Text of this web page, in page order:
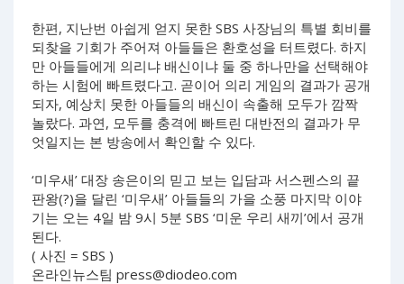
한편, 지난번 아쉽게 얻지 못한 SBS 사장님의 특별 회비를
되찾을 기회가 주어져 아들들은 환호성을 터트렸다. 하지
만 아들들에게 의리냐 배신이냐 둘 중 하나만을 선택해야
하는 시험에 빠트렸다고. 곧이어 의리 게임의 결과가 공개
되자, 예상치 못한 아들들의 배신이 속출해 모두가 깜짝
놀랐다. 과연, 모두를 충격에 빠트린 대반전의 결과가 무
엇일지는 본 방송에서 확인할 수 있다.
‘미우새’ 대장 송은이의 믿고 보는 입담과 서스펜스의 끝
판왕(?)을 달린 ‘미우새’ 아들들의 가을 소풍 마지막 이야
기는 오는 4일 밤 9시 5분 SBS ‘미운 우리 새끼’에서 공개
된다.
( 사진 = SBS )
온라인뉴스팀 press@diodeo.com